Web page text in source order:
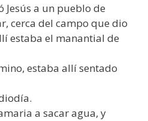
Jesús a un pueblo de
cerca del campo que dio
estaba el manantial de
estaba allí sentado
a sacar agua, y